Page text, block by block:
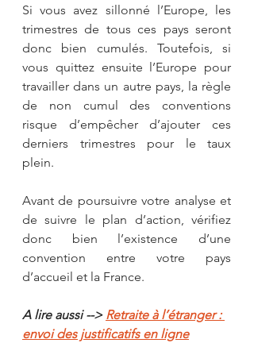
Si vous avez sillonné l’Europe, les
trimestres de tous ces pays seront
donc bien cumulés. Toutefois, si
vous quittez ensuite l’Europe pour
travailler dans un autre pays, la règle
de non cumul des conventions
risque d’empêcher d’ajouter ces
derniers trimestres pour le taux
plein.
Avant de poursuivre votre analyse et
de suivre le plan d’action, vérifiez
donc bien l’existence d’une
convention entre votre pays
d’accueil et la France.
A lire aussi --> Retraite à l’étranger :
envoi des justificatifs en ligne